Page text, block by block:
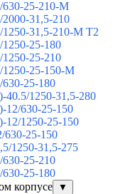
630-25-210-М
31,5-210
1250-31,5-210-М T2
25-180
25-210
25-150-М
25-180
1250-31,5-280
630-25-150
1250-25-150
630-25-150
1250-31,5-275
25-210
25-180
корпусе
▼